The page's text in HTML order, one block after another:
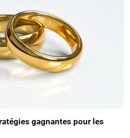
gagnantes pour les